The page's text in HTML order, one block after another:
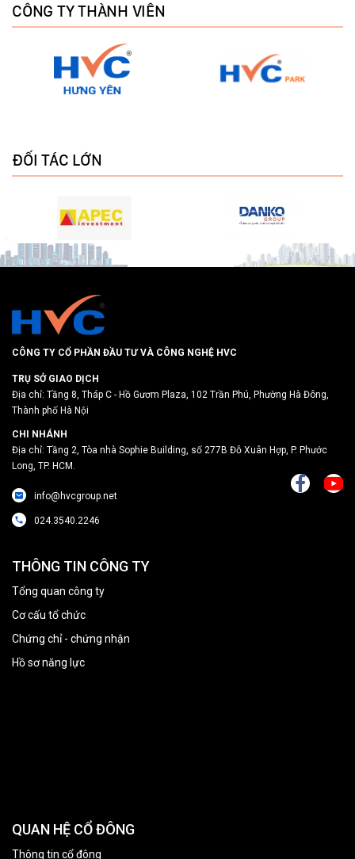
CÔNG TY THÀNH VIÊN
ĐỐI TÁC LỚN
CÔNG TY CỔ PHẦN ĐẦU TƯ VÀ CÔNG NGHỆ HVC
TRỤ SỞ GIAO DỊCH
Địa chỉ: Tầng 8, Tháp C - Hồ Gươm Plaza, 102 Trần Phú, Phường Hà Đông,
Thành phố Hà Nội
CHI NHÁNH
Địa chỉ: Tầng 2, Tòa nhà Sophie Building, số 277B Đỗ Xuân Hợp, P. Phước
Long, TP. HCM.
info@hvcgroup.net
024.3540.2246
THÔNG TIN CÔNG TY
Tổng quan công ty
Cơ cấu tổ chức
Chứng chỉ - chứng nhận
Hồ sơ năng lực
QUAN HỆ CỔ ĐÔNG
Thông tin cổ đông